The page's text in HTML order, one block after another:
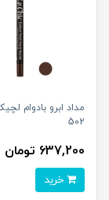
مداد ابرو بادوام
502
637,200 تومان